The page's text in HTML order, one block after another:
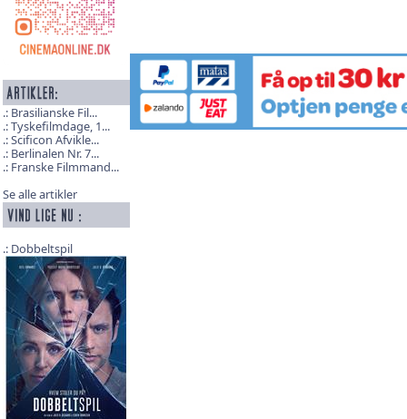
Brasilianske Fil...
Tyskefilmdage, 1...
Scificon Afvikle...
Berlinalen Nr. 7...
Franske Filmmand...
Se alle artikler
Dobbeltspil